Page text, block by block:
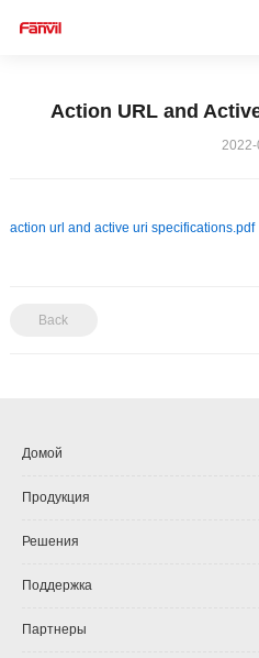
Action URL and
action url and active uri specifications.pdf
Back
Домой
Продукция
Решения
Поддержка
Партнеры